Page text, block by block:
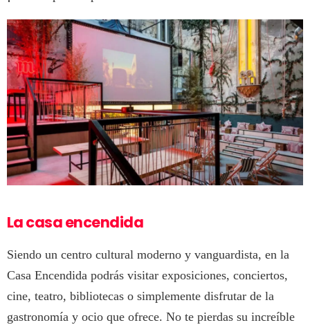
La casa encendida
Siendo un centro cultural moderno y vanguardista, en la
Casa Encendida podrás visitar exposiciones, conciertos,
cine, teatro, bibliotecas o simplemente disfrutar de la
gastronomía y ocio que ofrece. No te pierdas su increíble